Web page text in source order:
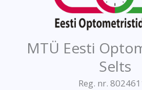
MTÜ Eesti
Selts
Reg. nr.